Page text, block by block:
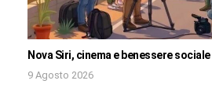
Nova Siri, cinema e benessere sociale
9 Agosto 2026